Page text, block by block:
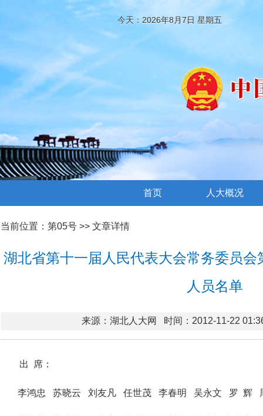
今天：2026年8月7日 星期五
首页 人大概况
当前位置： 第05号 >> 文章详情
湖北省第十一届人民代表大会常务委员
人员名单
来源：湖北人大网 时间：2012-11-22
出 席：
李鸿忠 苏晓云 刘友凡 任世茂 李春明 吴永文 罗 辉